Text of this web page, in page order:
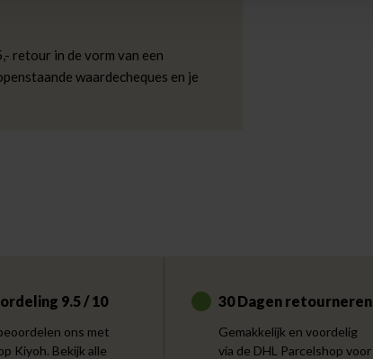
retour in de vorm van een
waardecheques en je
9.5 / 10
ons met
Kiyoh. Bekijk alle
30 Dagen retourneren
Gemakkelijk en voordelig
via de DHL Parcelshop voor